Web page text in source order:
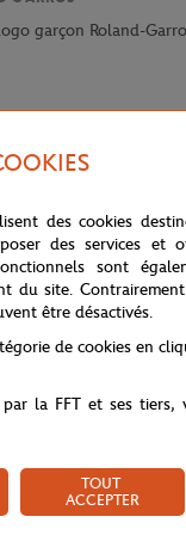
garçon Roland-
l'extérieur pour
des cookies
des services et
sont
du site.
être désactivés.
de cookies en
la FFT et ses tiers,
TOUT
ACCEPTER